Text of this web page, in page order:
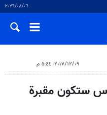
٠٦‏/٠٨‏/٢٠٢٦
٠٩‏/١٢‏/٢٠١٧، ٥:٤٤ م
ستكون مقبرة